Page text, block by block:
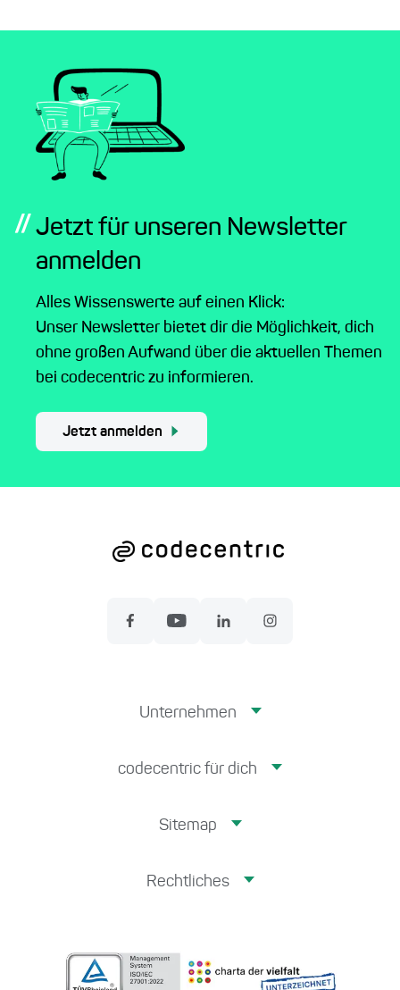
// Jetzt für unseren Newsletter
anmelden
Alles Wissenswerte auf einen Klick:
Unser Newsletter bietet dir die Möglichkeit, dich
ohne großen Aufwand über die aktuellen Themen
bei codecentric zu informieren.
Jetzt anmelden
Unternehmen
codecentric für dich
Sitemap
Rechtliches